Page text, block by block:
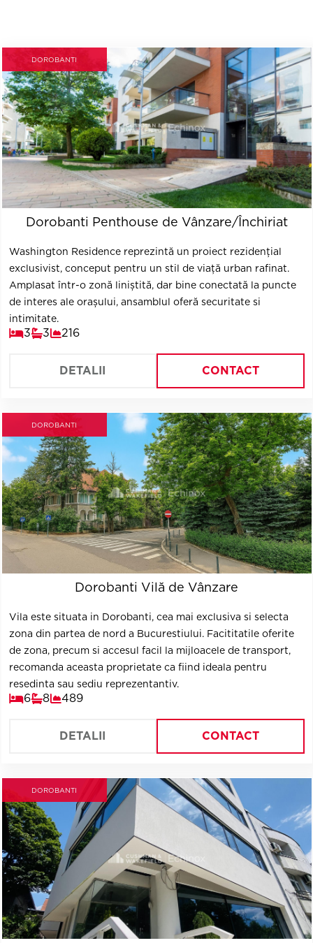
DOROBANTI
Dorobanti Penthouse de Vânzare/Închiriat
Washington Residence reprezintă un proiect rezidențial
exclusivist, conceput pentru un stil de viață urban rafinat.
Amplasat într-o zonă liniștită, dar bine conectată la puncte
de interes ale orașului, ansamblul oferă securitate si
intimitate.
3 3 216
DETALII CONTACT
DOROBANTI
Dorobanti Vilă de Vânzare
Vila este situata in Dorobanti, cea mai exclusiva si selecta
zona din partea de nord a Bucurestiului. Facititatile oferite
de zona, precum si accesul facil la mijloacele de transport,
recomanda aceasta proprietate ca fiind ideala pentru
resedinta sau sediu reprezentantiv.
6 8 489
DETALII CONTACT
DOROBANTI